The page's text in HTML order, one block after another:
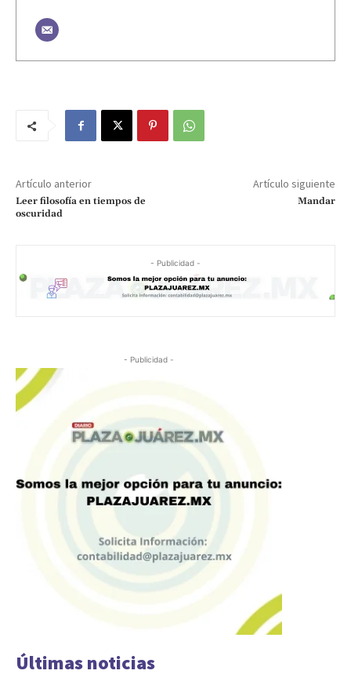
Artículo anterior
Leer filosofía en tiempos de
oscuridad
Artículo siguiente
Mandar
- Publicidad -
- Publicidad -
Últimas noticias